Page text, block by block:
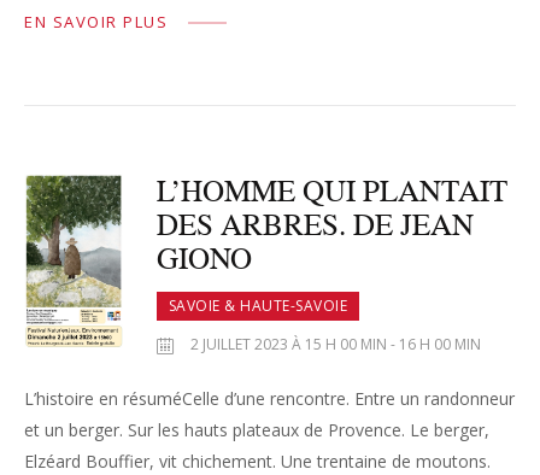
EN SAVOIR PLUS
L’HOMME QUI PLANTAIT
DES ARBRES. DE JEAN
GIONO
SAVOIE & HAUTE-SAVOIE
2 JUILLET 2023 À 15 H 00 MIN - 16 H 00 MIN
L’histoire en résuméCelle d’une rencontre. Entre un randonneur
et un berger. Sur les hauts plateaux de Provence. Le berger,
Elzéard Bouffier, vit chichement. Une trentaine de moutons.